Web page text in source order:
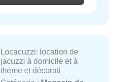
Locacuzzi: location de
jacuzzi à domicile et à
thème et décorati